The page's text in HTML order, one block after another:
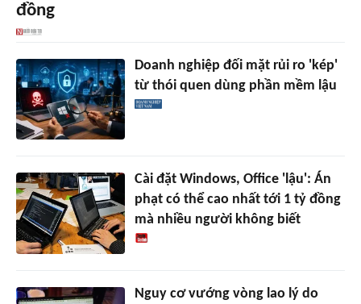
đồng
Doanh nghiệp đối mặt rủi ro 'kép'
từ thói quen dùng phần mềm lậu
Cài đặt Windows, Office 'lậu': Án
phạt có thể cao nhất tới 1 tỷ đồng
mà nhiều người không biết
Nguy cơ vướng vòng lao lý do